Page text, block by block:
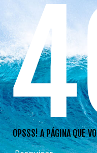
OPSSS! A PÁGINA QUE